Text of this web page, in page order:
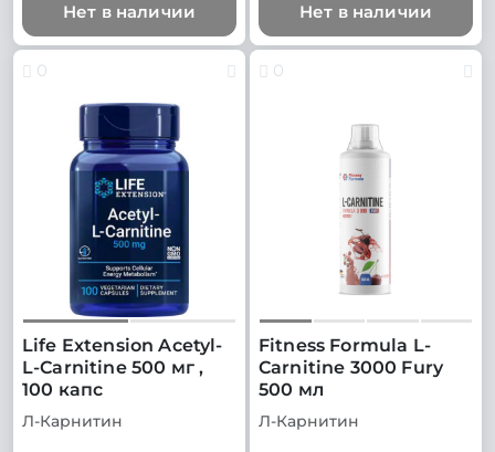
Нет в наличии Нет в наличии
0
Life Extension Acetyl-
L-Carnitine 500 мг ,
100 капс
Л-Карнитин
0
Fitness Formula L-
Carnitine 3000 Fury
500 мл
Л-Карнитин